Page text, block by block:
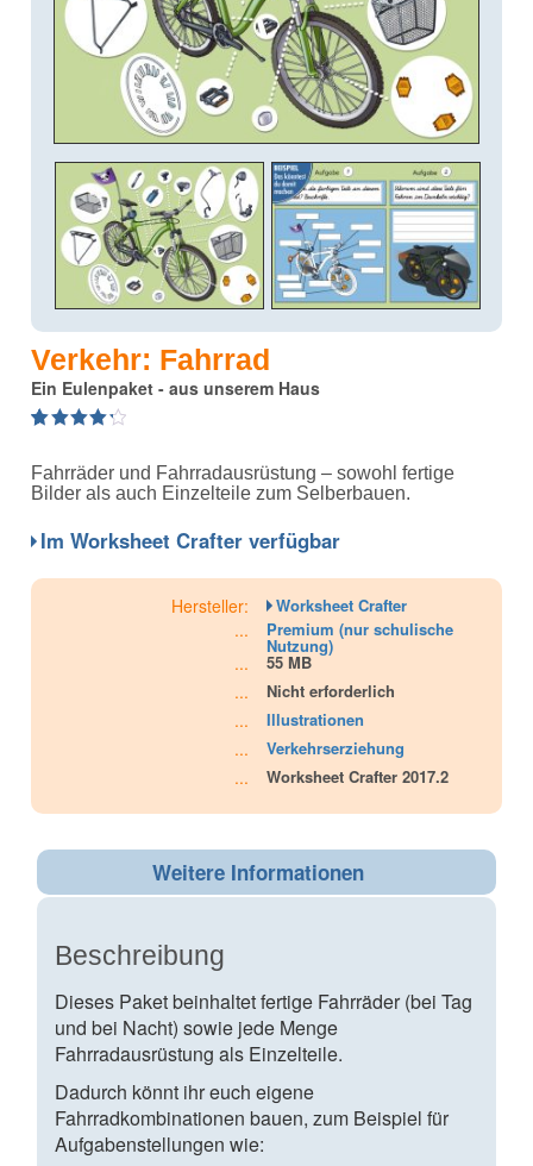
Verkehr: Fahrrad
Ein Eulenpaket - aus unserem Haus
customer
ratings
Fahrräder und Fahrradausrüstung – sowohl fertige
Bilder als auch Einzelteile zum Selberbauen.
Im Worksheet Crafter verfügbar
Hersteller: Worksheet Crafter
... Premium (nur schulische
Nutzung)
... 55 MB
... Nicht erforderlich
... Illustrationen
... Verkehrserziehung
... Worksheet Crafter 2017.2
Weitere Informationen
Beschreibung
Dieses Paket beinhaltet fertige Fahrräder (bei Tag
und bei Nacht) sowie jede Menge
Fahrradausrüstung als Einzelteile.
Dadurch könnt ihr euch eigene
Fahrradkombinationen bauen, zum Beispiel für
Aufgabenstellungen wie: